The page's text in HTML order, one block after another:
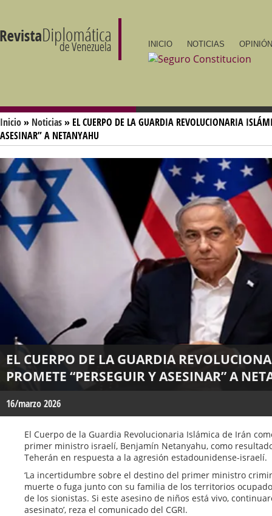
INICIO NOTICIAS
Inicio» Noticias» EL CUERPO DE LA GUARDIA REVOLUCIONARIA
ASESINAR” A NETANYAHU
EL CUERPO DE LA GUARDIA
PROMETE “PERSEGUIR Y ASESINAR” A
16/marzo 2026
El Cuerpo de la Guardia Revolucionaria Islámica de Irán
primer ministro israelí, Benjamín Netanyahu, como
Teherán en respuesta a la agresión estadounidense-israelí.
‘La incertidumbre sobre el destino del primer ministro
muerte o fuga junto con su familia de los territorios
de los sionistas. Si este asesino de niños está vivo,
asesinato’, reza el comunicado del CGRI.